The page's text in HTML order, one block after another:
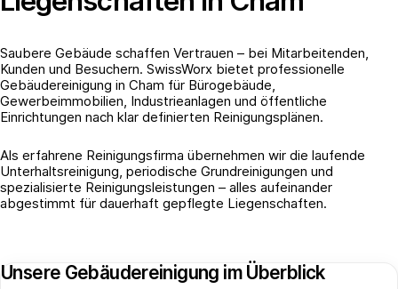
Saubere Gebäude schaffen Vertrauen – bei Mitarbeitenden,
Kunden und Besuchern. SwissWorx bietet professionelle
Gebäudereinigung in Cham für Bürogebäude,
Gewerbeimmobilien, Industrieanlagen und öffentliche
Einrichtungen nach klar definierten Reinigungsplänen.
Als erfahrene Reinigungsfirma übernehmen wir die laufende
Unterhaltsreinigung, periodische Grundreinigungen und
spezialisierte Reinigungsleistungen – alles aufeinander
abgestimmt für dauerhaft gepflegte Liegenschaften.
Unsere Gebäudereinigung im Überblick